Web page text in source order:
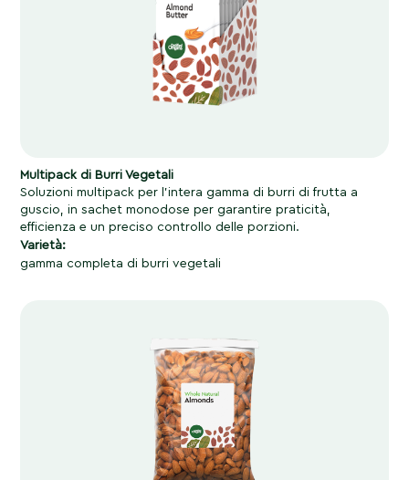
Multipack di Burri Vegetali
Soluzioni multipack per l’intera gamma di burri di frutta a
guscio, in sachet monodose per garantire praticità,
efficienza e un preciso controllo delle porzioni.
Varietà:
gamma completa di burri vegetali